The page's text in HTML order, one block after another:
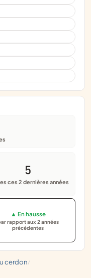
cerdon/
5
ces 2 dernières années
▲ En hausse
rapport aux 2 années
précédentes